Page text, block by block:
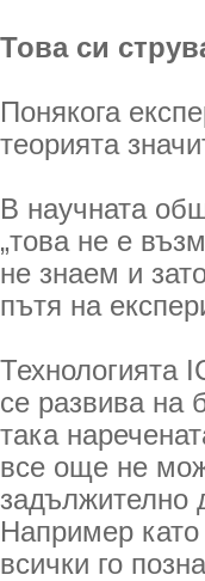
Това си
Понякога
теорията
В научната
„това не е
не знаем и
пътя на
Технологията
се развива на
така
все още не
задължително
Например
всички го